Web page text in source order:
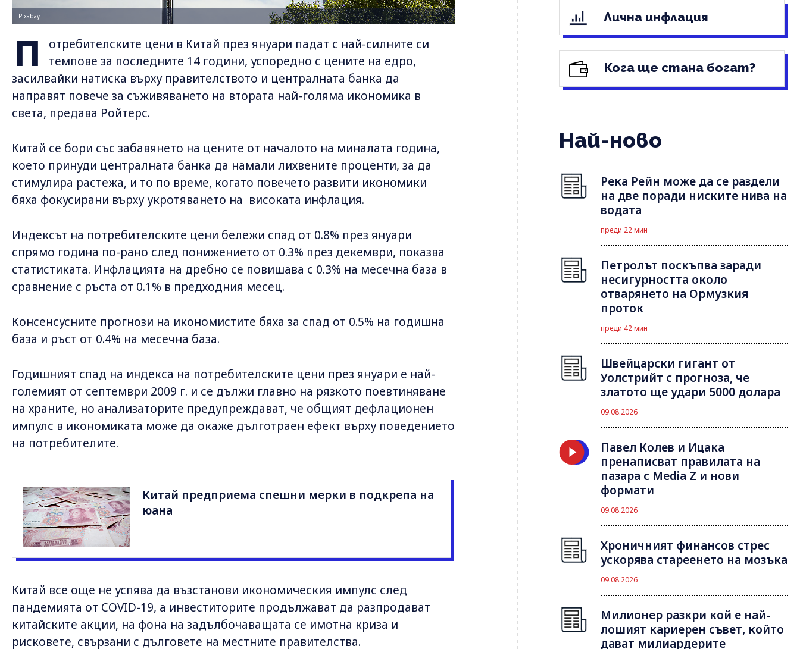
Pixabay
П
отребителските цени в Китай през януари падат с най-силните си
темпове за последните 14 години, успоредно с цените на едро,
засилвайки натиска върху правителството и централната банка да
направят повече за съживяването на втората най-голяма икономика в
света, предава Ройтерс.
Китай се бори със забавянето на цените от началото на миналата година,
което принуди централната банка да намали лихвените проценти, за да
стимулира растежа, и то по време, когато повечето развити икономики
бяха фокусирани върху укротяването на високата инфлация.
Индексът на потребителските цени бележи спад от 0.8% през януари
спрямо година по-рано след понижението от 0.3% през декември, показва
статистиката. Инфлацията на дребно се повишава с 0.3% на месечна база в
сравнение с ръста от 0.1% в предходния месец.
Консенсусните прогнози на икономистите бяха за спад от 0.5% на годишна
база и ръст от 0.4% на месечна база.
Годишният спад на индекса на потребителските цени през януари е най-
големият от септември 2009 г. и се дължи главно на рязкото поевтиняване
на храните, но анализаторите предупреждават, че общият дефлационен
импулс в икономиката може да окаже дълготраен ефект върху поведението
на потребителите.
Китай предприема спешни мерки в подкрепа на
юана
Китай все още не успява да възстанови икономическия импулс след
пандемията от COVID-19, а инвеститорите продължават да разпродават
китайските акции, на фона на задълбочаващата се имотна криза и
рисковете, свързани с дълговете на местните правителства.
Лична инфлация
Кога ще стана богат?
Най-ново
Река Рейн може да се раздели
на две поради ниските нива на
водата
преди 22 мин
Петролът поскъпва заради
несигурността около
отварянето на Ормузкия
проток
преди 42 мин
Швейцарски гигант от
Уолстрийт с прогноза, че
златото ще удари 5000 долара
09.08.2026
Павел Колев и Ицака
пренаписват правилата на
пазара с Media Z и нови
формати
09.08.2026
Хроничният финансов стрес
ускорява стареенето на мозъка
09.08.2026
Милионер разкри кой е най-
лошият кариерен съвет, който
дават милиардерите